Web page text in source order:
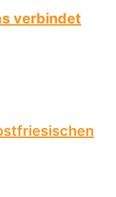
verbindet